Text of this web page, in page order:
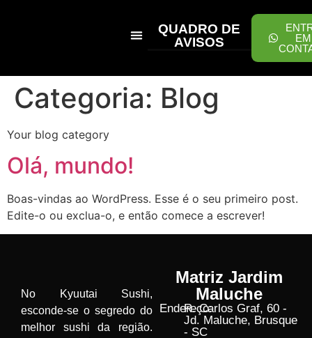
QUADRO DE
AVISOS
EM
Categoria: Blog
Your blog category
Olá, mundo!
Boas-vindas ao WordPress. Esse é o seu primeiro post.
Edite-o ou exclua-o, e então comece a escrever!
No Kyuutai Sushi,
esconde-se o segredo do
melhor sushi da região.
Matriz Jardim
Maluche
Endereço:
R. Carlos Graf, 60 -
Jd. Maluche, Brusque
- SC